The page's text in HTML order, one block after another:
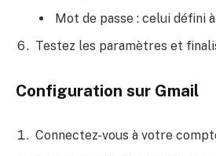
Mot de passe : celui défini
Testez les paramètres et
Configuration sur Gmail
Connectez-vous à votre